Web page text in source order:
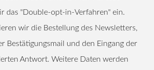
das "Double-opt-in-Verfahren" ein.
wir die Bestellung des Newsletters,
Bestätigungsmail und den Eingang der
Antwort. Weitere Daten werden